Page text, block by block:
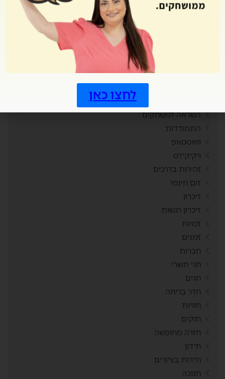
הבחנה חזותית
הוראה מותאמת חשבון
הוראה מותאמת קריאה
היכרות
השראה למשחקים
התמודדות
וואטסאפ
ויקיקידס
זהירות בדרכים
זום חינמי
זיכרון
זיכרון רגשות
זכויות
זמנים
חברות
חגי תשרי
חגים
חדר בריחה
חוויות
חוקים
חזרה מחופשה
חידון
חידות בציורים
חנוכה
לחצו כאן